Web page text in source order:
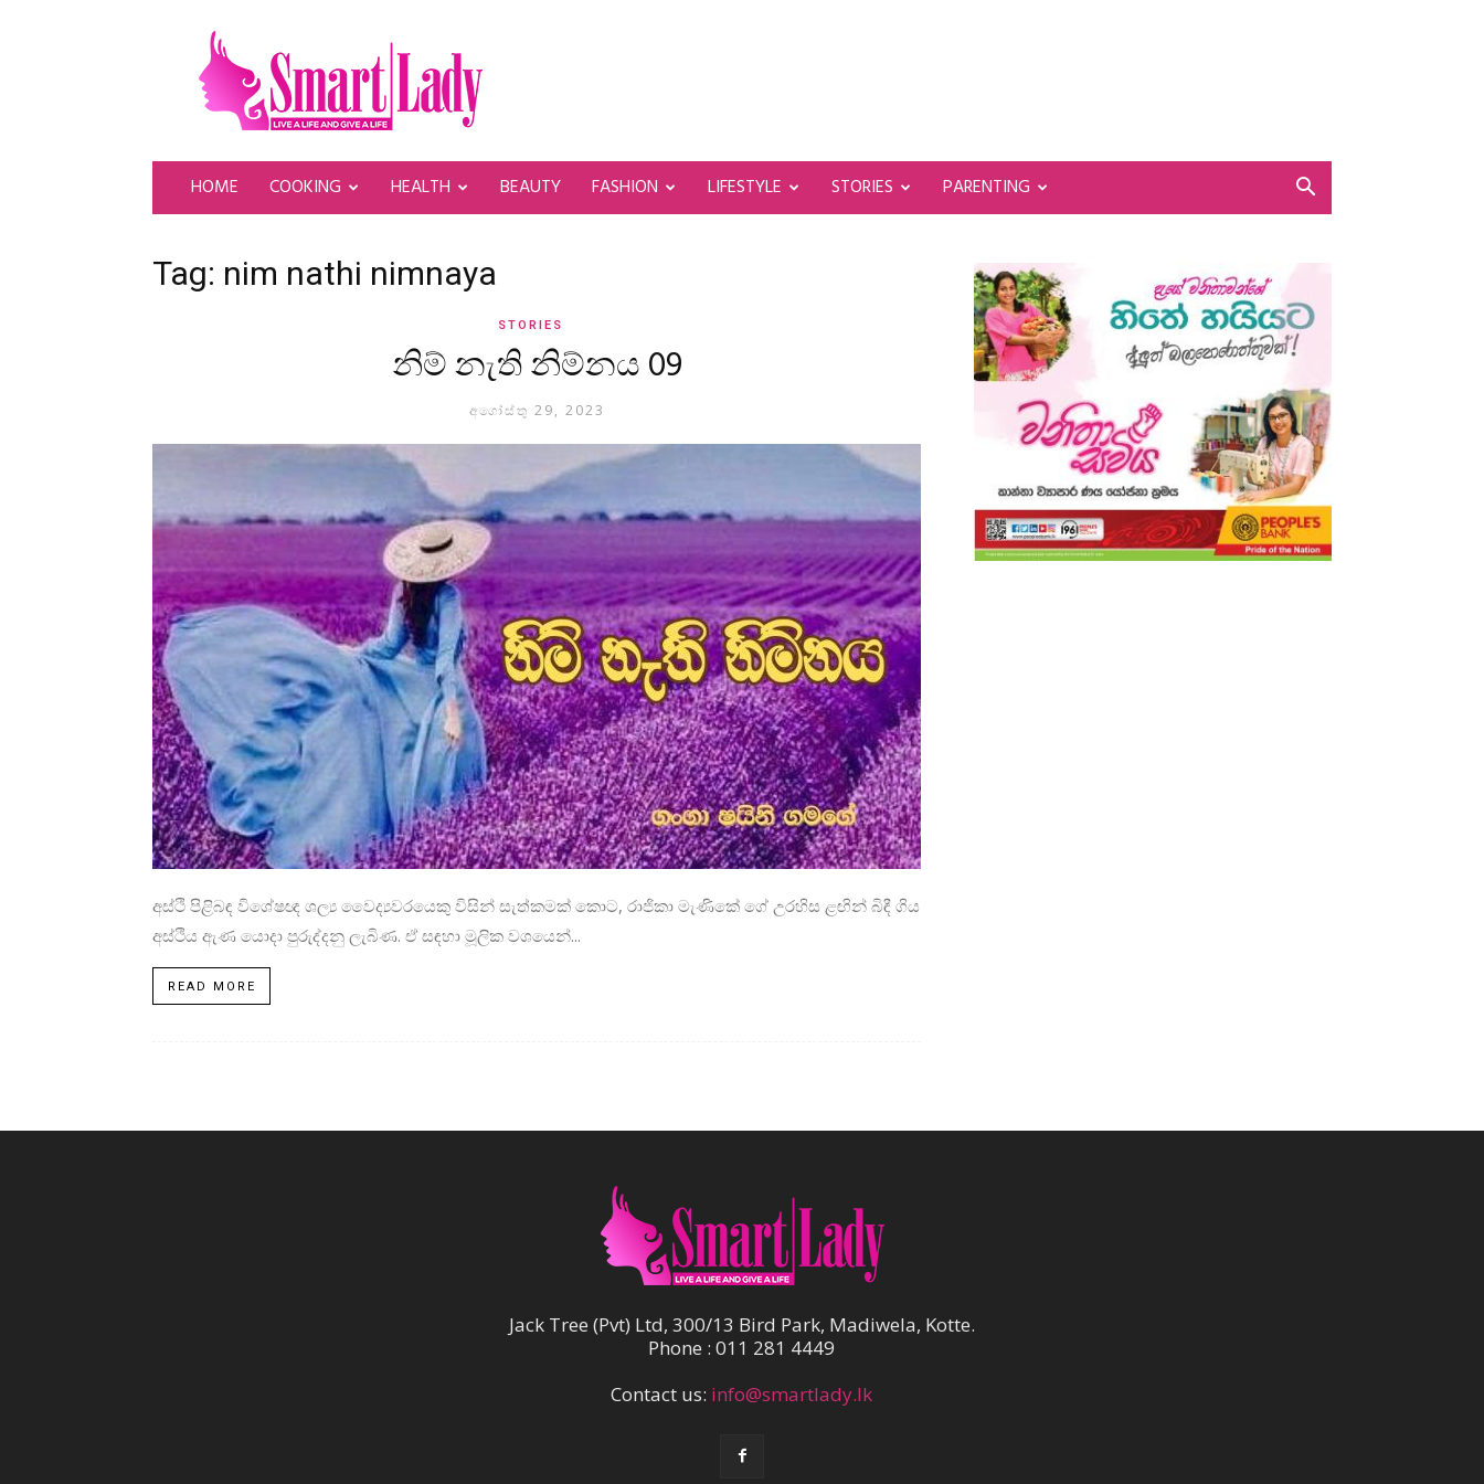
SmartLady
HOME COOKING HEALTH BEAUTY FASHION LIFESTYLE STORIES PARENTING
Tag: nim nathi nimnaya
STORIES
නිම් නැති නිම්නය 09
අගෝස්තු 29, 2023
අස්ථි පිළිබඳ විශේෂඥ ශල්‍ය වෛද්‍යවරයෙකු විසින් සැත්කමක් කොට, රාජිකා මැණිකේ ගේ උරහිස ළඟින් බිඳී ගිය
අස්ථිය ඇණ යොදා පුරුද්දනු ලැබිණ. ඒ සඳහා මූලික වශයෙන්...
READ MORE
Jack Tree (Pvt) Ltd, 300/13 Bird Park, Madiwela, Kotte.
Phone : 011 281 4449
Contact us: info@smartlady.lk